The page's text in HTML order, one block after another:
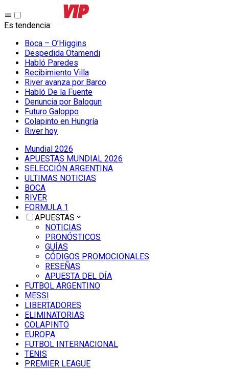
Es tendencia:
Boca – O’Higgins
Despedida Otamendi
Habló Paredes
Recibimiento Villa
River avanza por Barco
Habló De la Fuente
Denuncia por Balogun
Futuro Galoppo
Colapinto en Hungría
River hoy
Mundial 2026
APUESTAS MUNDIAL 2026
SELECCIÓN ARGENTINA
ULTIMAS NOTICIAS
BOCA
RIVER
FORMULA 1
APUESTAS
NOTICIAS
PRONÓSTICOS
GUÍAS
CÓDIGOS PROMOCIONALES
RESEÑAS
APUESTA DEL DÍA
FUTBOL ARGENTINO
MESSI
LIBERTADORES
ELIMINATORIAS
COLAPINTO
EUROPA
FUTBOL INTERNACIONAL
TENIS
PREMIER LEAGUE